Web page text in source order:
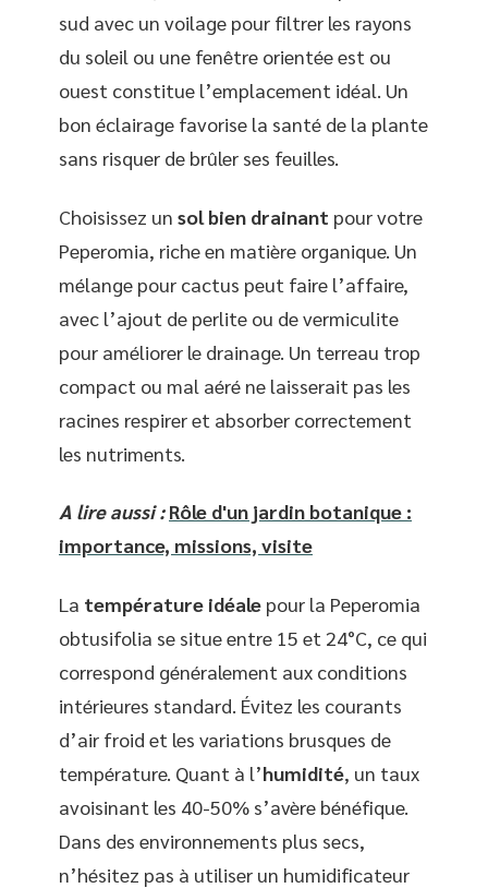
sud avec un voilage pour filtrer les rayons
du soleil ou une fenêtre orientée est ou
ouest constitue l’emplacement idéal. Un
bon éclairage favorise la santé de la plante
sans risquer de brûler ses feuilles.
Choisissez un sol bien drainant pour votre
Peperomia, riche en matière organique. Un
mélange pour cactus peut faire l’affaire,
avec l’ajout de perlite ou de vermiculite
pour améliorer le drainage. Un terreau trop
compact ou mal aéré ne laisserait pas les
racines respirer et absorber correctement
les nutriments.
A lire aussi : Rôle d'un jardin botanique :
importance, missions, visite
La température idéale pour la Peperomia
obtusifolia se situe entre 15 et 24°C, ce qui
correspond généralement aux conditions
intérieures standard. Évitez les courants
d’air froid et les variations brusques de
température. Quant à l’humidité, un taux
avoisinant les 40-50% s’avère bénéfique.
Dans des environnements plus secs,
n’hésitez pas à utiliser un humidificateur